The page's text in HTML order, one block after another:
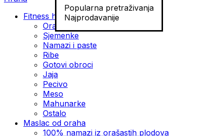
Popularna pretraživanja
Najprodavanije
Fitness hrana
Orašasti plodovi
Sjemenke
Namazi i paste
Ribe
Gotovi obroci
Jaja
Pecivo
Meso
Mahunarke
Ostalo
Maslac od oraha
100% namazi iz orašastih plodova